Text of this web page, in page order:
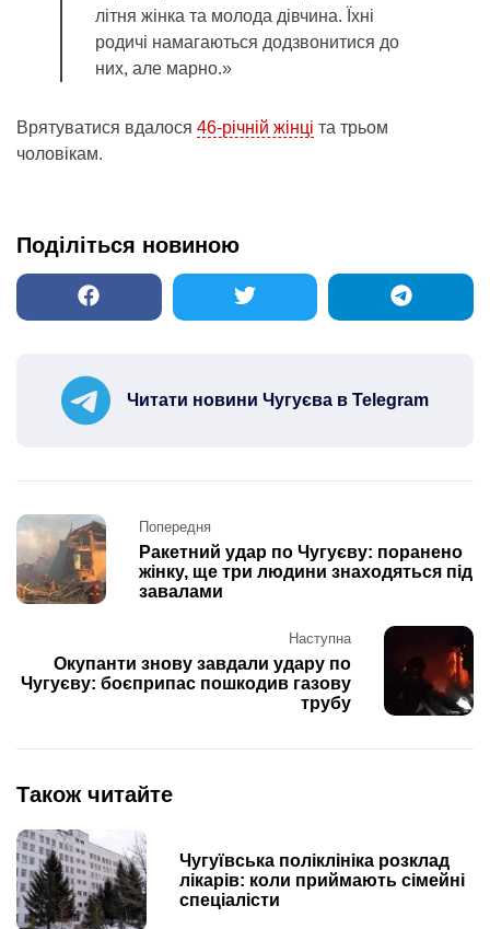
літня жінка та молода дівчина. Їхні
родичі намагаються додзвонитися до
них, але марно.»
Врятуватися вдалося 46-річній жінці та трьом
чоловікам.
Поділіться новиною
Читати новини Чугуєва в Telegram
Post
navigation
Попередня
Ракетний удар по Чугуєву: поранено
жінку, ще три людини знаходяться під
завалами
Наступна
Окупанти знову завдали удару по
Чугуєву: боєприпас пошкодив газову
трубу
Також читайте
Чугуївська поліклініка розклад
лікарів: коли приймають сімейні
спеціалісти